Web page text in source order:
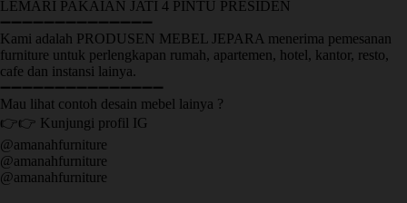
LEMARI PAKAIAN JATI 4 PINTU PRESIDEN
➖➖➖➖➖➖➖➖➖➖➖➖➖➖
Kami adalah PRODUSEN MEBEL JEPARA menerima pemesanan
furniture untuk perlengkapan rumah, apartemen, hotel, kantor, resto,
cafe dan instansi lainya.
➖➖➖➖➖➖➖➖➖➖➖➖➖➖➖
Mau lihat contoh desain mebel lainya ?
👉👉 Kunjungi profil IG
@amanahfurniture
@amanahfurniture
@amanahfurniture